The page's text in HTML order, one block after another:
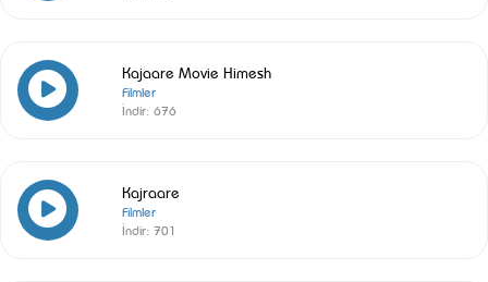
Kajaare Movie Himesh
Filmler
İndir: 676
Kajraare
Filmler
İndir: 701